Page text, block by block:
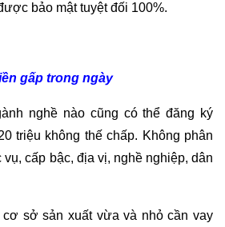
bảo mật tuyệt đối 100%.
gấp trong ngày
nghề nào cũng có thể đăng ký
triệu không thế chấp. Không phân
cấp bậc, địa vị, nghề nghiệp, dân
sở sản xuất vừa và nhỏ cần vay